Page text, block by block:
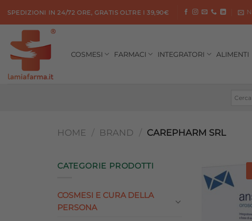
contenuti
SPEDIZIONI IN 24/72 ORE, GRATIS OLTRE I 39,90€
COSMESI FARMACI INTEGRATORI ALIMENTI
HOME / BRAND / CAREPHARM SRL
CATEGORIE PRODOTTI
COSMESI E CURA DELLA
PERSONA